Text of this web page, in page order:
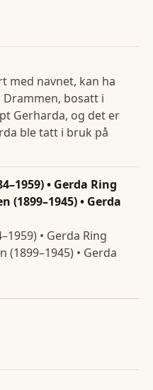
med navnet, kan ha
bosatt i
Gerharda, og det er
ble tatt i bruk på
• Gerda Ring
(1899–1945) • Gerda
• Gerda Ring
(1899–1945) • Gerda